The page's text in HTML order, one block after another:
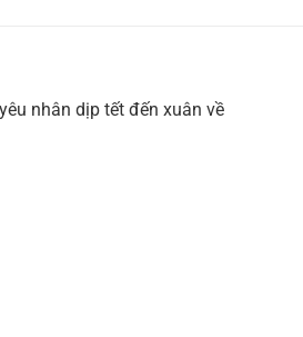
nhân dịp tết đến xuân về